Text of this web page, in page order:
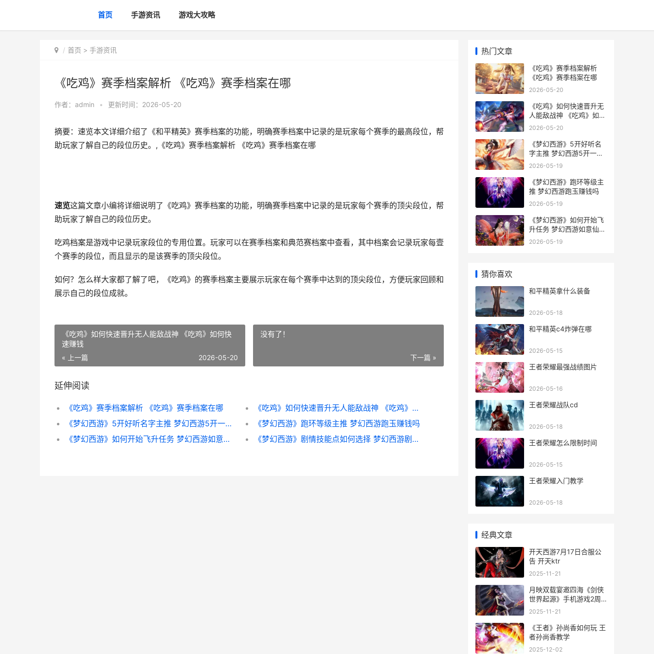
首页 手游资讯 游戏大攻略
首页 > 手游资讯
《吃鸡》赛季档案解析 《吃鸡》赛季档案在哪
作者： admin • 更新时间：2026-05-20
摘要：速览本文详细介绍了《和平精英》赛季档案的功能，明确赛季档案中记录的是玩家每个赛季的最高段位，帮
助玩家了解自己的段位历史。,《吃鸡》赛季档案解析 《吃鸡》赛季档案在哪
速览这篇文章小编将详细说明了《吃鸡》赛季档案的功能，明确赛季档案中记录的是玩家每个赛季的顶尖段位，帮
助玩家了解自己的段位历史。
吃鸡档案是游戏中记录玩家段位的专用位置。玩家可以在赛季档案和典范赛档案中查看，其中档案会记录玩家每壹
个赛季的段位，而且显示的是该赛季的顶尖段位。
如何？怎么样大家都了解了吧，《吃鸡》的赛季档案主要展示玩家在每个赛季中达到的顶尖段位，方便玩家回顾和
展示自己的段位成就。
《吃鸡》如何快速晋升无人能敌战神 《吃鸡》如何快
速赚钱
« 上一篇 2026-05-20
没有了！
下一篇 »
延伸阅读
《吃鸡》赛季档案解析 《吃鸡》赛季档案在哪
《吃鸡》如何快速晋升无人能敌战神 《吃鸡》如何快速赚钱
《梦幻西游》5开好听名字主推 梦幻西游5开一个月能挣多少钱
《梦幻西游》跑环等级主推 梦幻西游跑玉赚钱吗
《梦幻西游》如何开始飞升任务 梦幻西游如意仙子套装效果
《梦幻西游》剧情技能点如何选择 梦幻西游剧情点获得剧情点表
热门文章
《吃鸡》赛季档案解析
《吃鸡》赛季档案在哪
2026-05-20
《吃鸡》如何快速晋升无
人能敌战神 《吃鸡》如何
快速赚钱
2026-05-20
《梦幻西游》5开好听名
字主推 梦幻西游5开一个
月能挣多少钱
2026-05-19
《梦幻西游》跑环等级主
推 梦幻西游跑玉赚钱吗
2026-05-19
《梦幻西游》如何开始飞
升任务 梦幻西游如意仙子
套装效果
2026-05-19
猜你喜欢
和平精英拿什么装备
2026-05-18
和平精英c4炸弹在哪
2026-05-15
王者荣耀最强战绩图片
2026-05-16
王者荣耀战队cd
2026-05-18
王者荣耀怎么限制时间
2026-05-15
王者荣耀入门教学
2026-05-18
经典文章
开天西游7月17日合服公
告 开天ktr
2025-11-21
月映双载宴邀四海《剑侠
世界起源》手机游戏2周
年庆典
2025-11-21
《王者》孙尚香如何玩 王
者孙尚香教学
2025-12-02